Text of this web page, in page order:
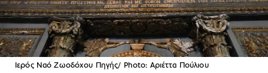
Ιερός Ναό Ζωοδόχου Πηγής/ Photo: Αριέττα Πούλιου